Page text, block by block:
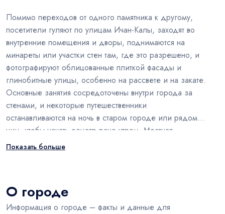
Помимо переходов от одного памятника к другому,
посетители гуляют по улицам Ичан-Калы, заходят во
внутренние помещения и дворы, поднимаются на
минареты или участки стен там, где это разрешено, и
фотографируют облицованные плиткой фасады и
глинобитные улицы, особенно на рассвете и на закате.
Основные занятия сосредоточены внутри города за
стенами, и некоторые путешественники
останавливаются на ночь в старом городе или рядом с
ним, чтобы начать осмотр рано утром. Местная
гастрономия связана с узбекской кухней и кухней
Показать больше
О городе
Информация о городе – факты и данные для